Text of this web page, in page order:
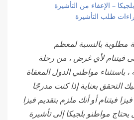
– الإعفاء من التأشيرة
طلب التأشيرة
مطلوبة بالنسبة لمعظم
فيتنام لأي غرض ، من رحلة
باستثناء مواطني الدول المعفاة
التحقق بعناية إذا كنت مدرجًا
فيتنام أو أنك ملزم بتقديم فيزا
مواطنو بلجيكا إلى تأشيرة